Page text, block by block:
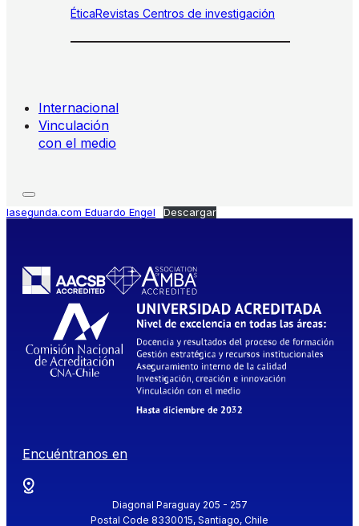
ÉticaRevistas Centros de investigación
Internacional
Vinculación
con el medio
lasegunda.com Eduardo Engel Descargar
Encuéntranos en
Diagonal Paraguay 205 - 257
Postal Code 8330015, Santiago, Chile